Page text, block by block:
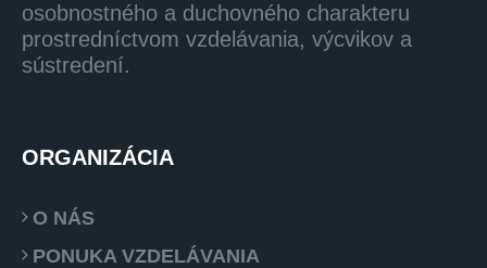
osobnostného a duchovného charakteru
prostredníctvom vzdelávania, výcvikov a
sústredení.
ORGANIZÁCIA
O NÁS
PONUKA VZDELÁVANIA